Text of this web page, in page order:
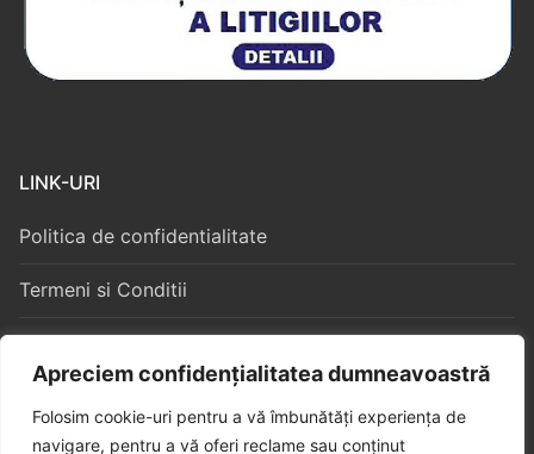
Apreciem confidențialitatea dumneavoastră
Folosim cookie-uri pentru a vă îmbunătăți experiența de
navigare, pentru a vă oferi reclame sau conținut
LINK-URI
Politica de confidentialitate
Termeni si Conditii